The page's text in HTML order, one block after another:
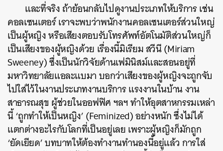
และที่จริง ถ้าย้อนกลับไปดูงานประเภทให้บริการ เช่น
คอลเซนเตอร์ เราจะพบว่าพนักงานคอลเซนเตอร์ส่วนใหญ่
เป็นผู้หญิง หรือเสียงตอบรับโทรศัพท์อัตโนมัติส่วนใหญ่ก็
เป็นเสียงของผู้หญิงด้วย เรื่องนี้มิเรียม สวีนี (Miriam
Sweeney) ซึ่งเป็นนักวิจัยด้านเฟมินิสม์และสอนอยู่ที่
มหาวิทยาลัยแอละแบมา บอกว่าเสียงของผู้หญิงจะถูกจับ
ไปใส่ไว้ในงานประเภทงานบริการ แรงงานในบ้าน งาน
สาธารณสุข ผู้ช่วยในออฟฟิศ ฯลฯ ทำให้อุตสาหกรรมเหล่า
นี้ ‘ถูกทำให้เป็นหญิง’ (Feminized) อย่างหนัก ซึ่งไม่ได้
แตกต่างอะไรกับโลกที่เป็นอยู่เลย เพราะผู้หญิงก็มักถูก
‘ยัดเยียด’ บทบาทให้ต้องทำงานทำนองนี้อยู่แล้วการใส่
ค้นหา
SHARE TWEET LINE EMAIL